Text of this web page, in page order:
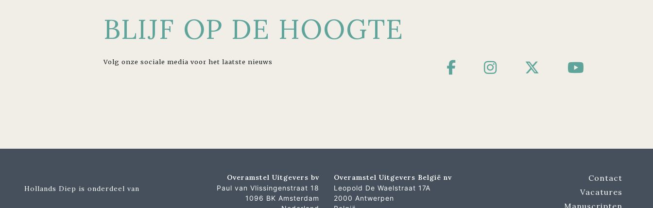
BLIJF OP DE HOOGTE
Volg onze sociale media voor het laatste nieuws
Hollands Diep is onderdeel van
Overamstel Uitgevers bv
Paul van Vlissingenstraat 18
1096 BK Amsterdam
Overamstel Uitgevers België nv
Leopold De Waelstraat 17A
2000 Antwerpen
Contact
Vacatures
Manuscripten